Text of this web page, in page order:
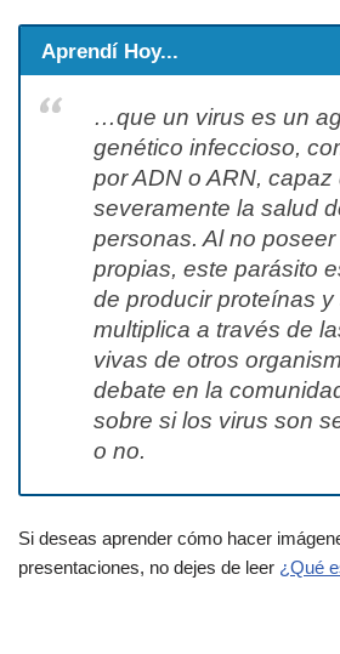
Aprendí Hoy...
…que un virus es un
genético infeccioso,
por ADN o ARN, capaz
severamente la salud
personas. Al no
propias, este parásito
de producir proteínas y
multiplica a través de
vivas de otros
debate en la
sobre si los virus son
o no.
Si deseas aprender cómo hacer
presentaciones, no dejes de leer ¿Qué